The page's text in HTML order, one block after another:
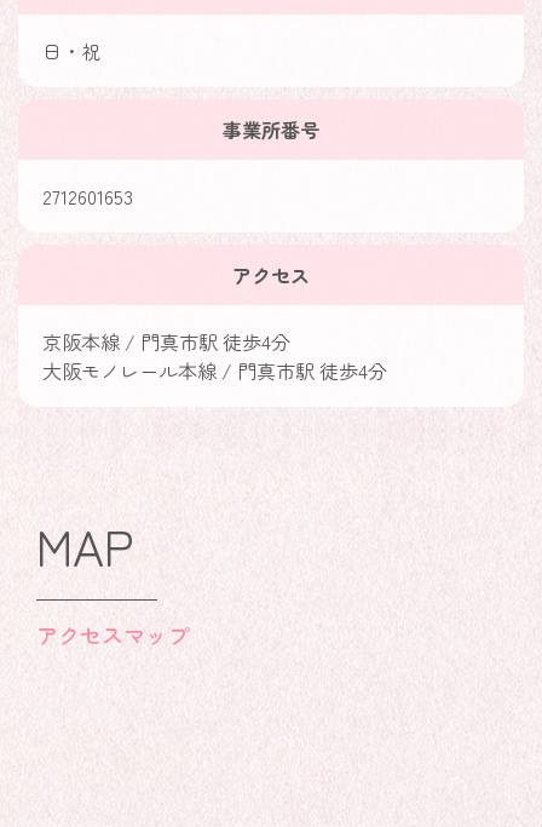
日・祝
事業所番号
2712601653
アクセス
京阪本線 / 門真市駅 徒歩4分
大阪モノレール本線 / 門真市駅 徒歩4分
MAP
アクセスマップ